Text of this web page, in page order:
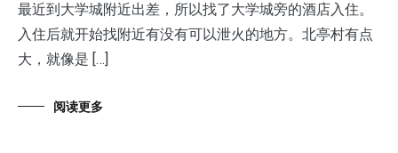
最近到大学城附近出差，所以找了大学城旁的酒店入住。
入住后就开始找附近有没有可以泄火的地方。北亭村有点
大，就像是 […]
阅读更多